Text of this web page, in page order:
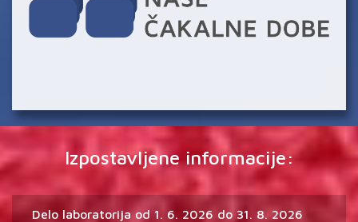
Izpostavljene informacije:
Delo laboratorija od 1. 6. 2026 do 31. 8. 2026